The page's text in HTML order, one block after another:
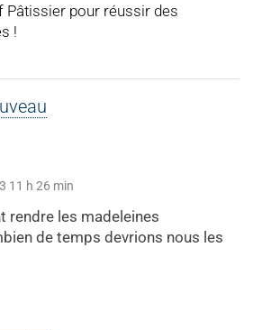
Pâtissier pour réussir des
!
11 h 26 min
rendre les madeleines
de temps devrions nous les